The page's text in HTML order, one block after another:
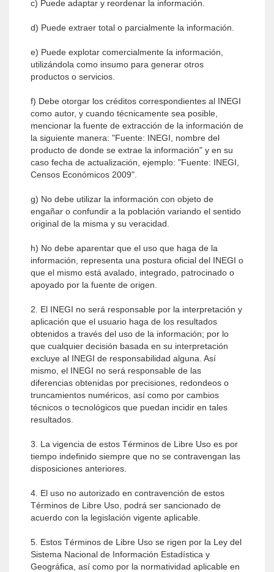
c) Puede adaptar y reordenar la información.
d) Puede extraer total o parcialmente la información.
e) Puede explotar comercialmente la información,
utilizándola como insumo para generar otros
productos o servicios.
f) Debe otorgar los créditos correspondientes al INEGI
como autor, y cuando técnicamente sea posible,
mencionar la fuente de extracción de la información de
la siguiente manera: "Fuente: INEGI, nombre del
producto de donde se extrae la información" y en su
caso fecha de actualización, ejemplo: "Fuente: INEGI,
Censos Económicos 2009".
g) No debe utilizar la información con objeto de
engañar o confundir a la población variando el sentido
original de la misma y su veracidad.
h) No debe aparentar que el uso que haga de la
información, representa una postura oficial del INEGI o
que el mismo está avalado, integrado, patrocinado o
apoyado por la fuente de origen.
2. El INEGI no será responsable por la interpretación y
aplicación que el usuario haga de los resultados
obtenidos a través del uso de la información; por lo
que cualquier decisión basada en su interpretación
excluye al INEGI de responsabilidad alguna. Así
mismo, el INEGI no será responsable de las
diferencias obtenidas por precisiones, redondeos o
truncamientos numéricos, así como por cambios
técnicos o tecnológicos que puedan incidir en tales
resultados.
3. La vigencia de estos Términos de Libre Uso es por
tiempo indefinido siempre que no se contravengan las
disposiciones anteriores.
4. El uso no autorizado en contravención de estos
Términos de Libre Uso, podrá ser sancionado de
acuerdo con la legislación vigente aplicable.
5. Estos Términos de Libre Uso se rigen por la Ley del
Sistema Nacional de Información Estadística y
Geográfica, así como por la normatividad aplicable en